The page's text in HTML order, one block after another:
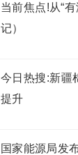
当前焦点!从“
记）
今日热搜:新疆
提升
国家能源局发